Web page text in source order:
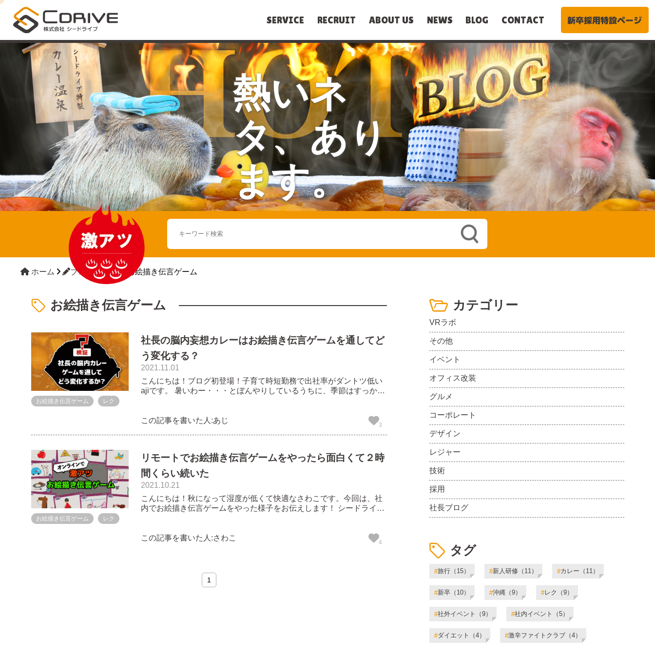
SERVICE RECRUIT ABOUT US NEWS BLOG CONTACT 新卒採用特設ページ
熱いネ
タ、あり
ます。
ホーム ブログTOP お絵描き伝言ゲーム
お絵描き伝言ゲーム
お絵描き伝言ゲーム レク
社長の脳内妄想カレーはお絵描き伝言ゲームを通してど
う変化する？
2021.11.01
こんにちは！ブログ初登場！子育て時短勤務で出社率がダントツ低い
ajiです。 暑いわー・・・とぼんやりしているうちに、季節はすっかり
オフィスにあまり顔を出さない社...
この記事を書いた人:あじ
3
お絵描き伝言ゲーム レク
リモートでお絵描き伝言ゲームをやったら面白くて２時
間くらい続いた
2021.10.21
こんにちは！秋になって湿度が低くて快適なさわこです。今回は、社
内でお絵描き伝言ゲームをやった様子をお伝えします！ シードライブ
多かったのですが、最近はリモートでできるゲ...
この記事を書いた人:さわこ
4
1
カテゴリー
VRラボ
その他
イベント
オフィス改装
グルメ
コーポレート
デザイン
レジャー
技術
採用
社長ブログ
タグ
#旅行（15） #新人研修（11） #カレー（11）
#新卒（10） #沖縄（9） #レク（9）
#社外イベント（9） #社内イベント（5）
#ダイエット（4） #激辛ファイトクラブ（4）